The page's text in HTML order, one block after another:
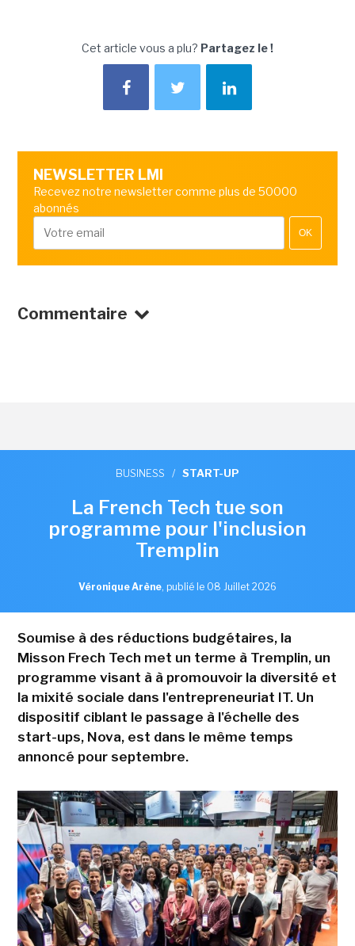
Cet article vous a plu? Partagez le !
NEWSLETTER LMI
Recevez notre newsletter comme plus de 50000
abonnés
OK
Commentaire
BUSINESS / START-UP
La French Tech tue son
programme pour l'inclusion
Tremplin
Véronique Arène, publié le 08 Juillet 2026
Soumise à des réductions budgétaires, la
Misson Frech Tech met un terme à Tremplin, un
programme visant à à promouvoir la diversité et
la mixité sociale dans l'entrepreneuriat IT. Un
dispositif ciblant le passage à l'échelle des
start-ups, Nova, est dans le même temps
annoncé pour septembre.